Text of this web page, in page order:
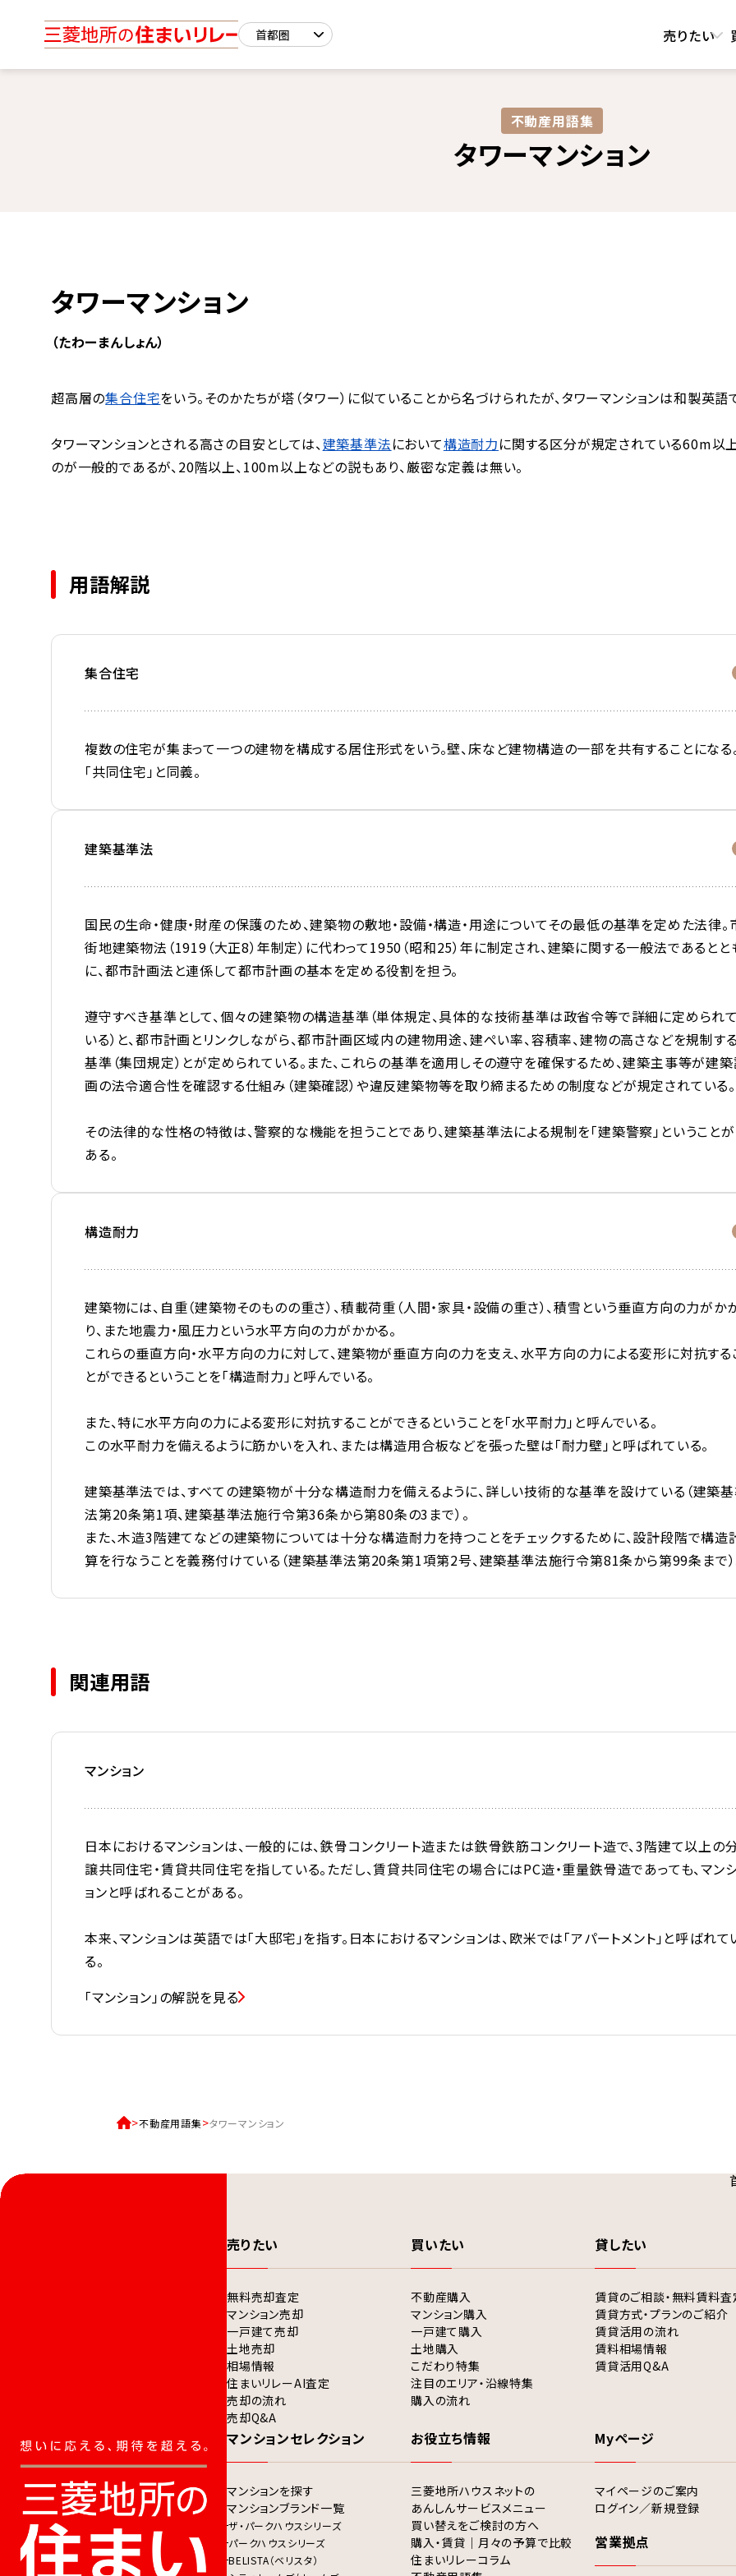
売りたい
不動産用語集​
タワーマンション
タワーマンション
（たわーまんしょん）
超高層の集合住宅をいう。そのかたちが塔（タワー）に似ていることから名づけられたが、タワーマンションは和製英語
タワーマンションとされる高さの目安としては、建築基準法において構造耐力に関する区分が規定されている60m以
のが一般的であるが、20階以上、100m以上などの説もあり、厳密な定義は無い。
用語解説
集合住宅
複数の住宅が集まって一つの建物を構成する居住形式をいう。壁、床など建物構造の一部を共有することになる
「共同住宅」と同義。
建築基準法
国民の生命・健康・財産の保護のため、建築物の敷地・設備・構造・用途についてその最低の基準を定めた法律。
街地建築物法（1919（大正8）年制定）に代わって1950（昭和25）年に制定され、建築に関する一般法であるとと
に、都市計画法と連係して都市計画の基本を定める役割を担う。
遵守すべき基準として、個々の建築物の構造基準（単体規定、具体的な技術基準は政省令等で詳細に定められて
いる）と、都市計画とリンクしながら、都市計画区域内の建物用途、建ぺい率、容積率、建物の高さなどを規制する
基準（集団規定）とが定められている。また、これらの基準を適用しその遵守を確保するため、建築主事等が建
画の法令適合性を確認する仕組み（建築確認）や違反建築物等を取り締まるための制度などが規定されている。
その法律的な性格の特徴は、警察的な機能を担うことであり、建築基準法による規制を「建築警察」ということが
ある。
構造耐力
建築物には、自重（建築物そのものの重さ）、積載荷重（人間・家具・設備の重さ）、積雪という垂直方向の力がか
り、また地震力・風圧力という水平方向の力がかかる。
これらの垂直方向・水平方向の力に対して、建築物が垂直方向の力を支え、水平方向の力による変形に対抗する
とができるということを「構造耐力」と呼んでいる。
また、特に水平方向の力による変形に対抗することができるということを「水平耐力」と呼んでいる。
この水平耐力を備えるように筋かいを入れ、または構造用合板などを張った壁は「耐力壁」と呼ばれている。
建築基準法では、すべての建築物が十分な構造耐力を備えるように、詳しい技術的な基準を設けている（建築
法第20条第1項、建築基準法施行令第36条から第80条の3まで）。
また、木造3階建てなどの建築物については十分な構造耐力を持つことをチェックするために、設計段階で構造
算を行なうことを義務付けている（建築基準法第20条第1項第2号、建築基準法施行令第81条から第99条まで）
関連用語
マンション
日本におけるマンションは、一般的には、鉄骨コンクリート造または鉄骨鉄筋コンクリート造で、3階建て以上の
譲共同住宅・賃貸共同住宅を指している。ただし、賃貸共同住宅の場合にはPC造・重量鉄骨造であっても、マン
ョンと呼ばれることがある。
本来、マンションは英語では「大邸宅」を指す。日本におけるマンションは、欧米では「アパートメント」と呼ばれて
る。
「マンション」の解説を見る
不動産用語集 タワーマンション
売りたい
無料売却査定
マンション売却
一戸建て売却
土地売却
相場情報
住まいリレーAI査定
売却の流れ
売却Q&A
買いたい
不動産購入
マンション購入
一戸建て購入
土地購入
こだわり特集
注目のエリア・沿線特集
購入の流れ
貸したい
賃貸のご相談・無料賃料査
賃貸方式・プランのご紹介
賃貸活用の流れ
賃料相場情報
賃貸活用Q&A
マンションセレクション
マンションを探す
マンションブランド一覧
ザ・パークハウスシリーズ
パークハウスシリーズ
BELISTA（ベリスタ）
お役立ち情報
三菱地所ハウスネットの
あんしんサービスメニュー
買い替えをご検討の方へ
購入・賃貸｜月々の予算で比較
住まいリレーコラム
Myページ
マイページのご案内
ログイン／新規登録
営業拠点